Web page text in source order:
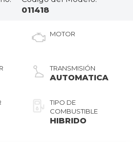
011418
MOTOR
TRANSMISIÓN
AUTOMATICA
TIPO DE
COMBUSTIBLE
HIBRIDO